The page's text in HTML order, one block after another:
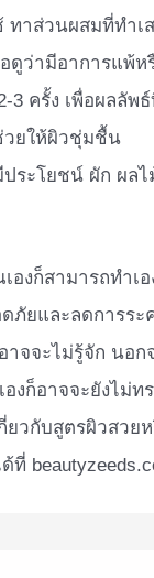
ทาส่วนผสมที่ทำเ
ดูว่ามีอาการแพ้ห
3 ครั้ง เพื่อผลลัพ
วยให้ผิวชุ่มชื้น
ระโยชน์ ผัก ผลไ
องก็สามารถทำเ
ภัยและลดการระ
จจะไม่รู้จัก นอก
งก็อาจจะยังไม่ท
ยวกับสูตรผิวสวย
ที่